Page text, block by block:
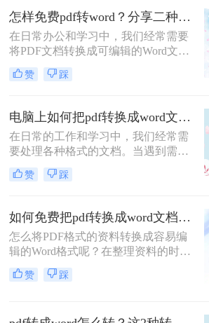
转word免费呢？本文将介绍三种免费
的PDF转Word方法。
怎样免费pdf转word？分享二种常用的转换方法！
在日常办公和学习中，我们经常需要
将PDF文档转换成可编辑的Word文
件。幸运的是，有多种免费的方法可
以实现这一目标。那么怎样免费pdf转
方法。
赞 踩
电脑上如何把pdf转换成word文档？学会这4种方法轻松完成转换！
在日常的工作和学习中，我们经常需
要处理各种格式的文档。当遇到需要
编辑或调整内容的PDF文件时，将其
转换为可编辑的Word文档就显得尤为
word文档呢？本文将介绍四种有效的
PDF转Word的方法，帮助你轻松完成
这一任务。
赞 踩
如何免费把pdf转换成word文档？分享二个简单方便的方法！
怎么将PDF格式的资料转换成容易编
辑的Word格式呢？在整理资料的时候
最难过的莫过于文档不能直接编辑，
不能修改里面的内容了。所以，工作
赞 踩